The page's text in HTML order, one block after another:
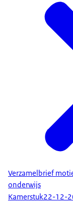
Verzamelbrief
onderwijs
Kamerstuk22-12-